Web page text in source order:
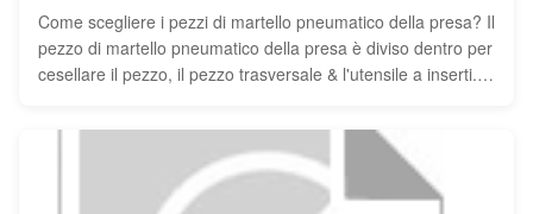
Come scegliere i pezzi di martello pneumatico della presa? Il
pezzo di martello pneumatico della presa è diviso dentro per
cesellare il pezzo, il pezzo trasversale & l'utensile a inserti. Il
trasversale è utilizzato sempre nel hard rock ...